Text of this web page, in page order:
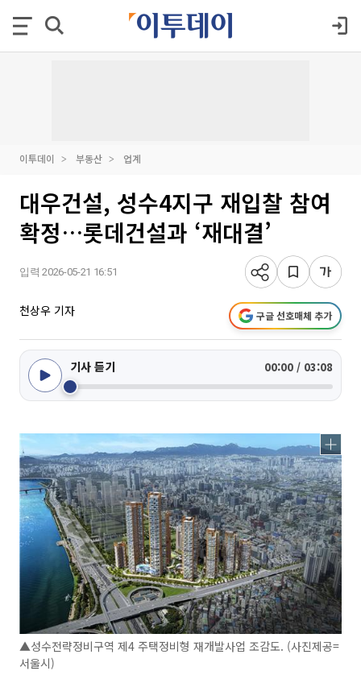
이투데이 부동산 업계
대우건설, 성수4지구 재입찰 참여
확정…롯데건설과 ‘재대결’
입력 2026-05-21 16:51
천상우 기자 구글 선호매체 추가
기사 듣기 00:00 / 03:08
▲성수전략정비구역 제4 주택정비형 재개발사업 조감도. (사진제공=
서울시)